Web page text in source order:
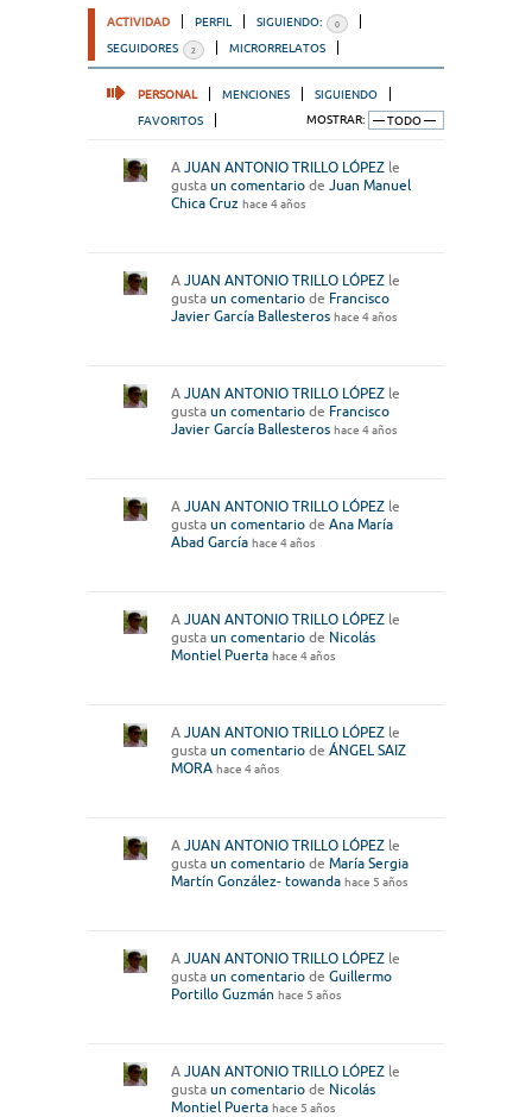
ACTIVIDAD PERFIL SIGUIENDO: 0
SEGUIDORES 2 MICRORRELATOS
PERSONAL MENCIONES
SIGUIENDO
FAVORITOS
MOSTRAR:
A JUAN ANTONIO TRILLO LÓPEZ le
gusta un comentario de Juan Manuel
Chica Cruz hace 4 años
A JUAN ANTONIO TRILLO LÓPEZ le
gusta un comentario de Francisco
Javier García Ballesteros hace 4 años
A JUAN ANTONIO TRILLO LÓPEZ le
gusta un comentario de Francisco
Javier García Ballesteros hace 4 años
A JUAN ANTONIO TRILLO LÓPEZ le
gusta un comentario de Ana María
Abad García hace 4 años
A JUAN ANTONIO TRILLO LÓPEZ le
gusta un comentario de Nicolás
Montiel Puerta hace 4 años
A JUAN ANTONIO TRILLO LÓPEZ le
gusta un comentario de ÁNGEL SAIZ
MORA hace 4 años
A JUAN ANTONIO TRILLO LÓPEZ le
gusta un comentario de María Sergia
Martín González- towanda hace 5 años
A JUAN ANTONIO TRILLO LÓPEZ le
gusta un comentario de Guillermo
Portillo Guzmán hace 5 años
A JUAN ANTONIO TRILLO LÓPEZ le
gusta un comentario de Nicolás
Montiel Puerta hace 5 años